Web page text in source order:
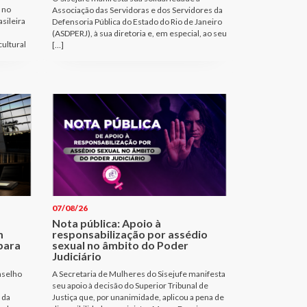
no
Associação das Servidoras e dos Servidores da
Defensoria Pública do Estado do Rio de Janeiro
(ASDPERJ), à sua diretoria e, em especial, ao seu
[…]
07/08/26
Nota pública: Apoio à
responsabilização por assédio
sexual no âmbito do Poder
Judiciário
A Secretaria de Mulheres do Sisejufe manifesta
seu apoio à decisão do Superior Tribunal de
Justiça que, por unanimidade, aplicou a pena de